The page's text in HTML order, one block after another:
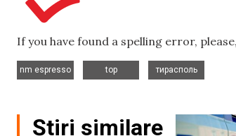
If you have found a spelling error,
nm espresso
top
тирасполь
Știri similare